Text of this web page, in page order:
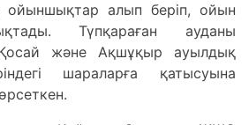
алып беріп, ойын
Түпқараған ауданы
және Ақшұқыр ауылдық
шараларға қатысуына